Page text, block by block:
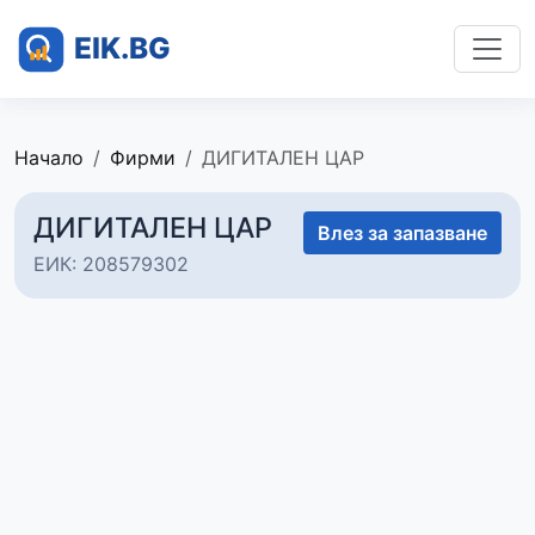
Начало Фирми ДИГИТАЛЕН ЦАР
ДИГИТАЛЕН ЦАР
ЕИК: 208579302
Влез за запазване